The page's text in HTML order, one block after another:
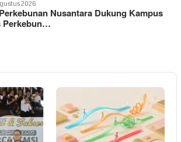
2026
Nusantara Dukung Kampus
Perkebun…